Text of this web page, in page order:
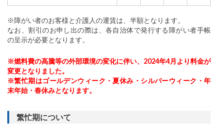
※障がい者のお客様と介護人の運賃は、半額となります。
なお、割引のお申し出の際は、各自治体で発行する障がい者手帳
の呈示が必要となります。
※燃料費の高騰等の外部環境の変化に伴い、2024年4月より料金が
変更となりました。
※繁忙期はゴールデンウィーク・夏休み・シルバーウィーク・年
末年始・春休みとなります。
繁忙期について